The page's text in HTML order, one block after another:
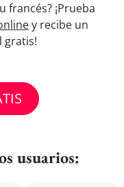
francés? ¡Prueba
y recibe un
gratis!
usuarios: